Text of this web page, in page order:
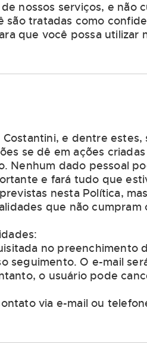
nossos serviços, e não
tratadas como
que você possa utilizar
e dentre
se dê em ações
Nenhum dado pessoal
e fará tudo que
nesta Política,
que não
no preenchimento
seguimento. O e-mail
o usuário pode
via e-mail ou